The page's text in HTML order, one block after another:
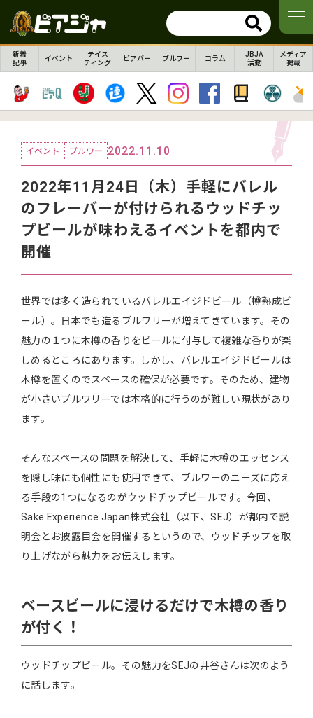
新着
記事
イベント
テイス
ティング
ビアバー ブルワー コラム
JBJA
活動
メディア
掲載
イベント ブルワー 2022.11.10
2022年11月24日（木）手軽にバレル
のフレーバーが付けられるウッドチッ
プビールが味わえるイベントを都内で
開催
世界では多く造られているバレルエイジドビール（樽熟成ビ
ール）。日本でも造るブルワリーが増えてきています。その
魅力の１つに木樽の香りをビールに付与して複雑な香りが楽
しめるところにあります。しかし、バレルエイジドビールは
木樽を置くのでスペースの確保が必要です。そのため、建物
が小さいブルワリーでは本格的に行うのが難しい現状があり
ます。
そんなスペースの問題を解決して、手軽に木樽のエッセンス
を隠し味にも個性にも使用できて、ブルワーのニーズに応え
る手段の1つになるのがウッドチップビールです。今回、
Sake Experience Japan株式会社（以下、SEJ）が都内で説
明会とお披露目会を開催するというので、ウッドチップを取
り上げながら魅力をお伝えします。
ベースビールに浸けるだけで木樽の香り
が付く！
ウッドチップビール。その魅力をSEJの井谷さんは次のよう
に話します。